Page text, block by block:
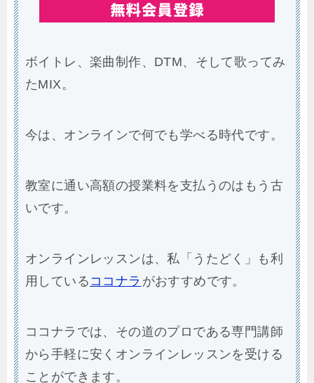
ボイトレ、楽曲制作、DTM、そして歌ってみ
たMIX。
今は、オンラインで何でも学べる時代です。
教室に通い高額の授業料を支払うのはもう古
いです。
オンラインレッスンは、私「うたどく」も利
用している ココナラ がおすすめです。
ココナラでは、その道のプロである専門講師
から手軽に安くオンラインレッスンを受ける
ことができます。